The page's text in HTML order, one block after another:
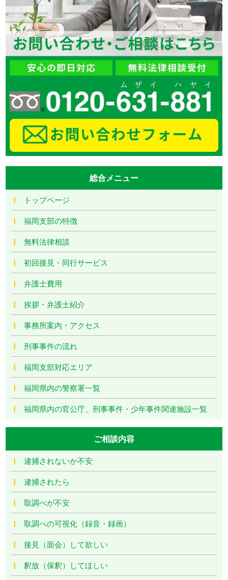
総合メニュー
トップページ
福岡支部の特徴
無料法律相談
初回接見・同行サービス
弁護士費用
挨拶・弁護士紹介
事務所案内・アクセス
刑事事件の流れ
福岡支部対応エリア
福岡県内の警察署一覧
福岡県内の官公庁、刑事事件・少年事件関連施設一覧
ご相談内容
逮捕されないか不安
逮捕されたら
取調べが不安
取調べの可視化（録音・録画）
接見（面会）して欲しい
釈放（保釈）してほしい